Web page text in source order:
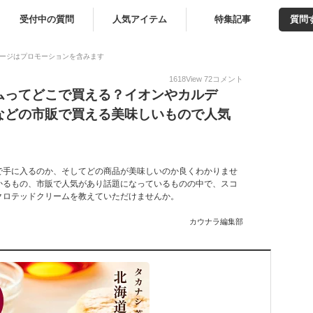
受付中の質問 人気アイテム 特集記事 質問
ジはプロモーションを含みます
1618View 72コメント
てどこで買える？イオンやカルデ
の市販で買える美味しいもので人気
に入るのか、そしてどの商品が美味しいのか良くわかりませ
もの、市販で人気があり話題になっているものの中で、スコ
テッドクリームを教えていただけませんか。
カウナラ編集部